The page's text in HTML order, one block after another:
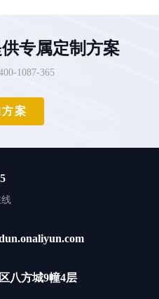
专属定制方案
1087-365
案
八方城9幢4层